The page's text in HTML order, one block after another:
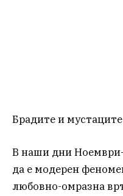
Брадите и
В наши дни
да е модерен
любовно-омразна